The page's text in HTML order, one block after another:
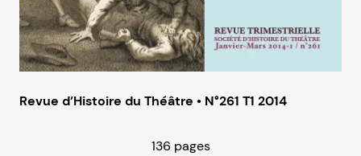
Revue d’Histoire du Théâtre • N°261 T1 2014
136 pages